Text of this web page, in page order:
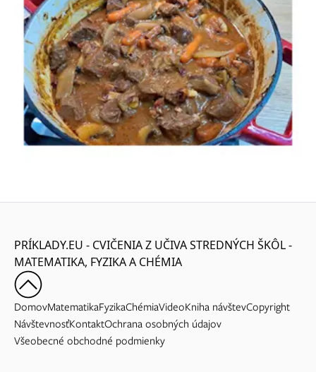
PRÍKLADY.EU - CVIČENIA Z UČIVA STREDNÝCH ŠKÔL -
MATEMATIKA, FYZIKA A CHÉMIA
DomovMatematikaFyzikaChémiaVideoKniha návštevCopyright
NávštevnosťKontaktOchrana osobných údajov
Všeobecné obchodné podmienky